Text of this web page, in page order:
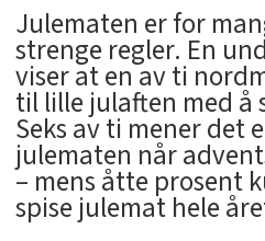
Julematen er for
strenge regler. En
viser at en av ti
til lille julaften med å
Seks av ti mener det
julematen når
– mens åtte prosent
spise julemat hele